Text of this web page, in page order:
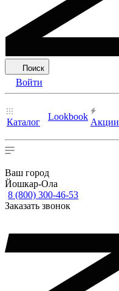
Поиск
Войти
Каталог
Lookbook
Акции
Ваш город
Йошкар-Ола
8 (800) 300-46-53
Заказать звонок